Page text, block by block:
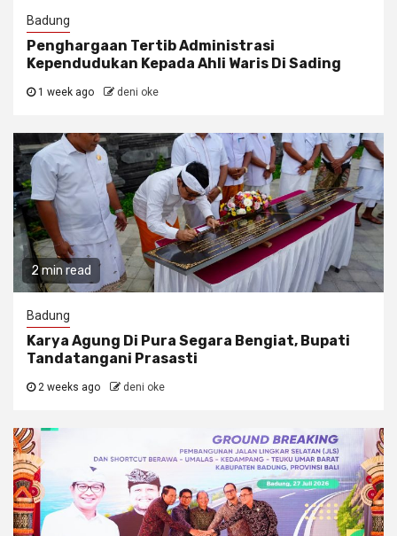
Badung
Penghargaan Tertib Administrasi
Kependudukan Kepada Ahli Waris Di Sading
1 week ago deni oke
2 min read
Badung
Karya Agung Di Pura Segara Bengiat, Bupati
Tandatangani Prasasti
2 weeks ago deni oke